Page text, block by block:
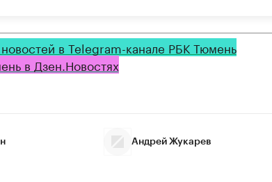
в Telegram-канале РБК Тюмень
в Дзен.Новостях
Андрей Жукарев